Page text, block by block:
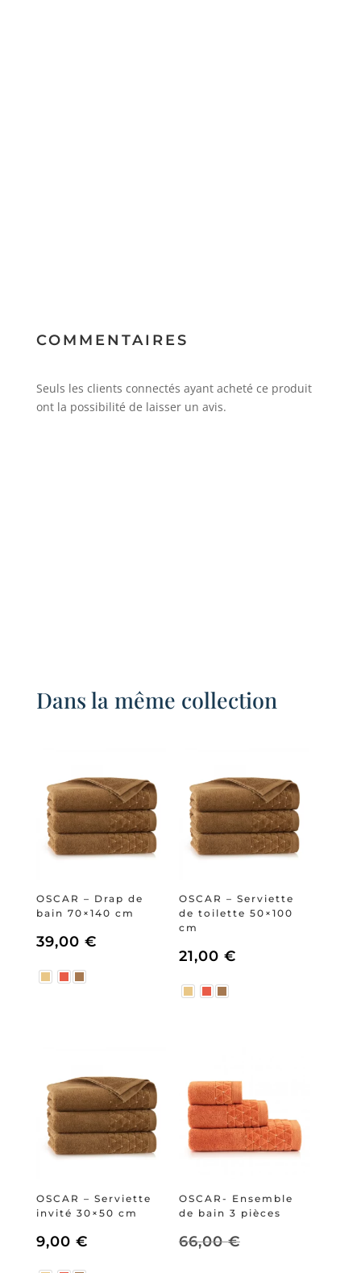
COMMENTAIRES
Seuls les clients connectés ayant acheté ce produit
ont la possibilité de laisser un avis.
Dans la même collection
OSCAR – Drap de
bain 70×140 cm
39,00 €
OSCAR – Serviette
de toilette 50×100
cm
21,00 €
OSCAR – Serviette
invité 30×50 cm
9,00 €
OSCAR- Ensemble
de bain 3 pièces
66,00€Le